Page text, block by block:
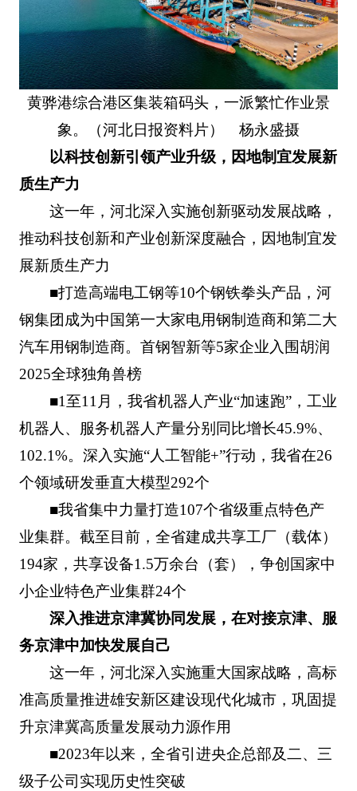
黄骅港综合港区集装箱码头，一派繁忙作业景
象。（河北日报资料片） 杨永盛摄
以科技创新引领产业升级，因地制宜发展新
质生产力
这一年，河北深入实施创新驱动发展战略，
推动科技创新和产业创新深度融合，因地制宜发
展新质生产力
■打造高端电工钢等10个钢铁拳头产品，河
钢集团成为中国第一大家电用钢制造商和第二大
汽车用钢制造商。首钢智新等5家企业入围胡润
2025全球独角兽榜
■1至11月，我省机器人产业“加速跑”，工业
机器人、服务机器人产量分别同比增长45.9%、
102.1%。深入实施“人工智能+”行动，我省在26
个领域研发垂直大模型292个
■我省集中力量打造107个省级重点特色产
业集群。截至目前，全省建成共享工厂（载体）
194家，共享设备1.5万余台（套），争创国家中
小企业特色产业集群24个
深入推进京津冀协同发展，在对接京津、服
务京津中加快发展自己
这一年，河北深入实施重大国家战略，高标
准高质量推进雄安新区建设现代化城市，巩固提
升京津冀高质量发展动力源作用
■2023年以来，全省引进央企总部及二、三
级子公司实现历史性突破